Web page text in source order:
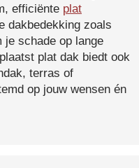
efficiënte plat
dakbedekking zoals
je schade op lange
plat dak biedt ook
terras of
op jouw wensen én